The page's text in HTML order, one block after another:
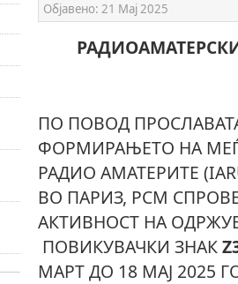
Објавено: 21 Мај 2025
ПО ПОВОД
ФОРМИРАЊЕТО НА
РАДИО АМАТЕРИТЕ
ВО ПАРИЗ, РСМ
АКТИВНОСТ НА
ПОВИКУВАЧКИ ЗНАК
МАРТ ДО 18 МАЈ 2025